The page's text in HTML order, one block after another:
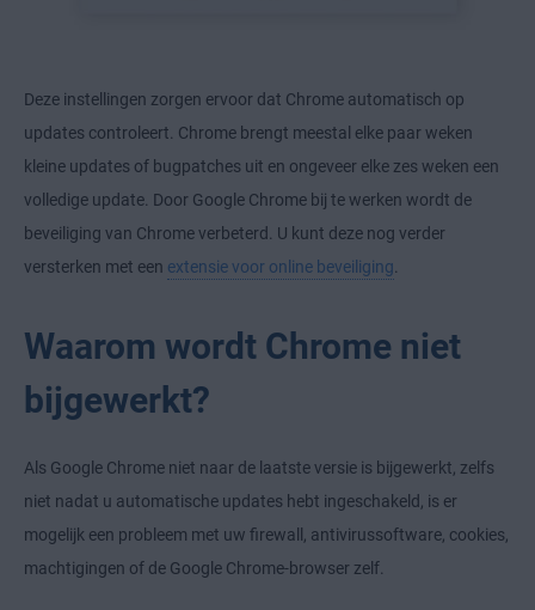
Deze instellingen zorgen ervoor dat Chrome automatisch op
updates controleert. Chrome brengt meestal elke paar weken
kleine updates of bugpatches uit en ongeveer elke zes weken een
volledige update. Door Google Chrome bij te werken wordt de
beveiliging van Chrome verbeterd. U kunt deze nog verder
versterken met een extensie voor online beveiliging
Waarom wordt Chrome niet
bijgewerkt?
Als Google Chrome niet naar de laatste versie is bijgewerkt, zelfs
niet nadat u automatische updates hebt ingeschakeld, is er
mogelijk een probleem met uw firewall, antivirussoftware, cookies,
machtigingen of de Google Chrome-browser zelf.